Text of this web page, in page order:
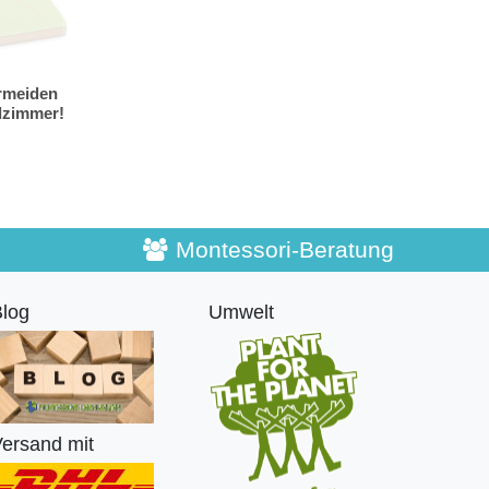
Montessori-Beratung
mit
Umwelt